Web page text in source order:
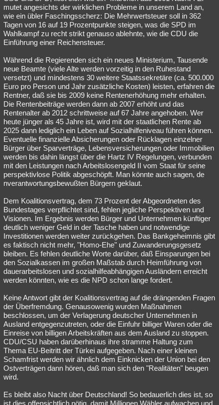
mutet angesichts der wirklichen Probleme in unserem Land an,
wie ein übler Faschingsscherz: Die Mehrwertsteuer soll in 362
Tagen von 16 auf 19 Prozentpunkte steigen, was die SPD im
Wahlkampf zu recht strikt genauso ablehnte, wie die CDU die
Einführung einer Reichensteuer.
Während die Regierenden sich ein neues Ministerium, Tausende
neue Beamte (viele Alte werden vorzeitig in den Ruhestand
versetzt) und mindestens 30 weitere Staatssekretäre (ca. 500.000
Euro pro Person und Jahr zusätzliche Kosten) leisten, erfahren die
Rentner, daß sie bis 2009 keine Rentenerhöhung mehr erhalten.
Die Rentenbeiträge werden dann ab 2007 erhöht und das
Rentenalter ab 2012 schrittweise auf 67 Jahre angehoben. Wer
heute jünger als 45 Jahre ist, wird mit der staatlichen Rente ab
2025 dann lediglich ein Leben auf Sozialhilfeniveau führen können.
Eventuelle finanzielle Absicherungen oder Rücklagen einzelner
Bürger über Sparverträge, Lebensversicherungen oder Immobilien
werden bis dahin längst über die Hartz IV Regelungen, verbunden
mit den Leistungen nach Arbeitslosengeld II vom Staat für seine
perspektivlose Politik abgeschöpft. Man könnte auch sagen, de
nverantwortungsbewußten Bürgern geklaut.
Dem Koalitionsvertrag, dem 73 Prozent der Abgeordneten des
Bundestages verpflichtet sind, fehlen jegliche Perspektiven und
Visionen. Im Ergebnis werden Bürger und Unternehmen künftiger
deutlich weniger Geld in der Tasche haben und notwendige
Investitionen werden weiter zurückgehen. Das Bankgeheimnis gibt
es faktisch nicht mehr, "Homo-Ehe" und Zuwanderungsgesetz
bleiben. Es fehlen deutliche Worte darüber, daß Einsparungen bei
den Sozialkassen im großen Maßstab durch Heimführung von
dauerarbeitslosen und sozialhilfeabhängigen Ausländern erreicht
werden könnten, wie es die NPD schon lange fordert.
Keine Antwort gibt der Koalitionsvertrag auf die drängenden Fragen
der Überfremdung. Genausowenig wurden Maßnahmen
beschlossen, um der Verlagerung deutscher Unternehmen in
Ausland entgegenzutreten, oder die Einfuhr billiger Waren oder die
Einreise von billigen Arbeitskräften aus dem Ausland zu stoppen.
CDU/CSU haben darüberhinaus ihre stramme Haltung zum
Thema EU-Beitritt der Türkei aufgegeben. Nach einer kleinen
Schamfrist werden wir ähnlich dem Einknicken der Union bei den
Ostverträgen dann hören, daß man sich den "Realitäten" beugen
wird.
Es bleibt also Nacht über Deutschland! So bedauerlich dies ist, so
ist dies offensichtlich nötig, damit Millionen Wähler aufwachen und